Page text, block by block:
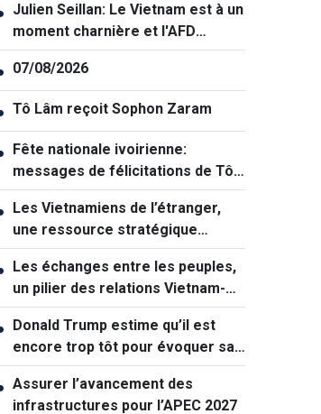
Julien Seillan: Le Vietnam est à un
moment charnière et l'AFD
souhaite l'accompagner dans
cette transition
07/08/2026
Tô Lâm reçoit Sophon Zaram
Fête nationale ivoirienne:
messages de félicitations de Tô
Lâm et de Lê Hoài Trung
Les Vietnamiens de l’étranger,
une ressource stratégique
majeure contribuant au
renforcement de la puissance
nationale
Les échanges entre les peuples,
un pilier des relations Vietnam-
Australie
Donald Trump estime qu’il est
encore trop tôt pour évoquer sa
succession politique
Assurer l’avancement des
infrastructures pour l’APEC 2027